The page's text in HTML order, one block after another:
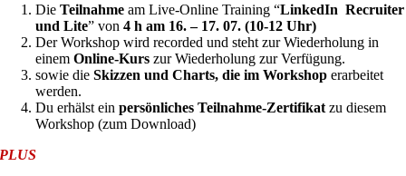
DieTeilnahme am Live-Online Training “LinkedIn Recruiter
und Lite” von4 h am 16. – 17. 07. (10-12 Uhr)
Der Workshop wird recorded und steht zur Wiederholung in
einemOnline-Kurs zur Wiederholung zur Verfügung.
sowie dieSkizzen und Charts, die im Workshop erarbeitet
werden.
Du erhälst einpersönliches Teilnahme-Zertifikat zu diesem
Workshop (zum Download)
PLUS